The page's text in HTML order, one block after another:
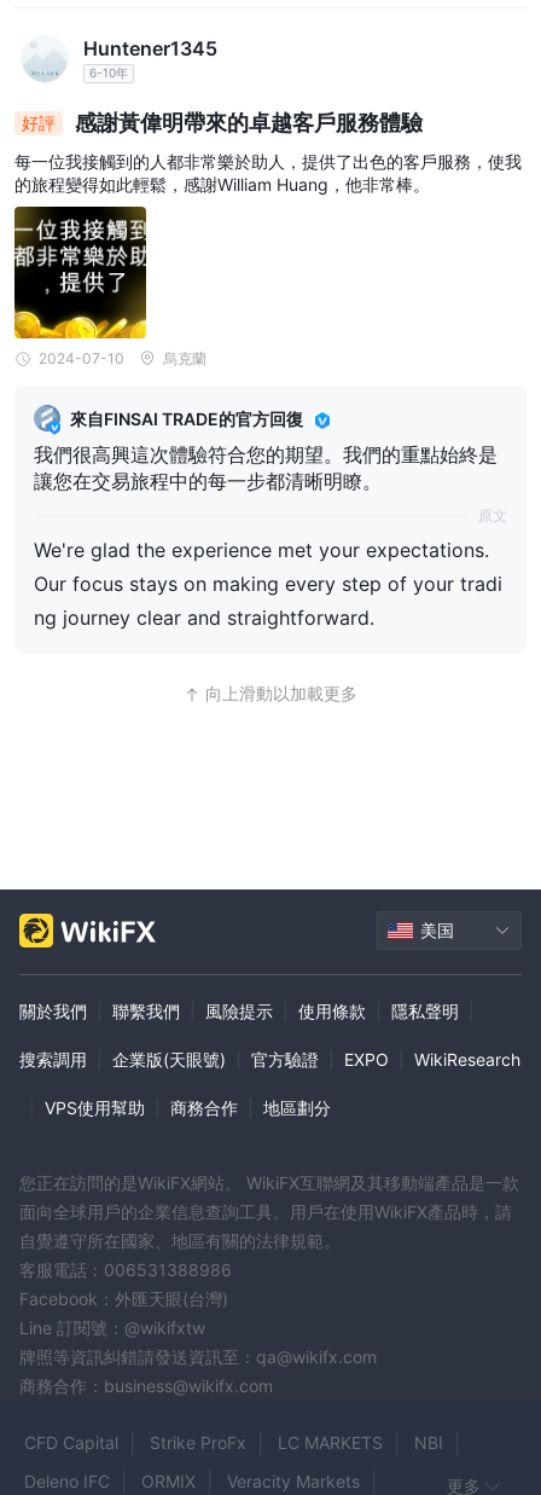
Huntener1345
6-10年
好評 感謝黃偉明帶來的卓越客戶服務體驗
每一位我接觸到的人都非常樂於助人，提供了出色的客戶服務，使我
的旅程變得如此輕鬆，感謝William Huang，他非常棒。
2024-07-10 烏克蘭
來自FINSAI TRADE的官方回復
我們很高興這次體驗符合您的期望。我們的重點始終是
讓您在交易旅程中的每一步都清晰明瞭。
原文
We're glad the experience met your expectations.
Our focus stays on making every step of your tradi
ng journey clear and straightforward.
向上滑動以加載更多
美国
關於我們 聯繫我們 風險提示 使用條款 隱私聲明
搜索調用 企業版(天眼號) 官方驗證 EXPO WikiResearch
VPS使用幫助 商務合作 地區劃分
您正在訪問的是WikiFX網站。 WikiFX互聯網及其移動端產品是一款
面向全球用戶的企業信息查詢工具。用戶在使用WikiFX產品時，請
自覺遵守所在國家、地區有關的法律規範。
客服電話：006531388986
Facebook：外匯天眼(台灣)
Line 訂閱號：@wikifxtw
牌照等資訊糾錯請發送資訊至：qa@wikifx.com
商務合作：business@wikifx.com
CFD Capital Strike ProFx LC MARKETS
NBI
Deleno IFC
ORMIX Veracity Markets 更多